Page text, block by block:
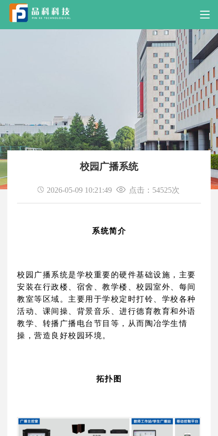
校园广播系统
2026-05-09 10:21:49 点击：54525次
系统简介
校园广播系统是学校重要的硬件基础设施，主要
安装在行政楼、宿舍、教学楼、校园室外、每间
教室等区域。主要用于学校定时打铃、学校各种
活动、课间操、背景音乐、进行德育教育和外语
教学、转播广播电台节目等，从而陶冶学生情
操，营造良好校园环境。
拓扑图